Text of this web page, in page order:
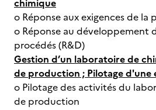
chimique
o Réponse aux exigences de
o Réponse au développement
procédés (R&D)
Gestion d’un laboratoire de
de production ; Pilotage
o Pilotage des activités du
de production